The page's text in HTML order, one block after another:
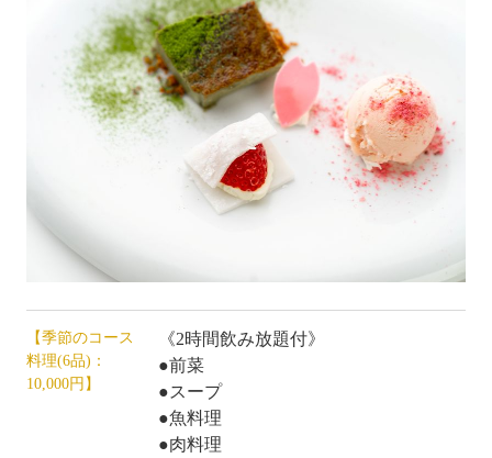
【季節のコース
料理(6品)：
10,000円】
《2時間飲み放題付》
●前菜
●スープ
●魚料理
●肉料理